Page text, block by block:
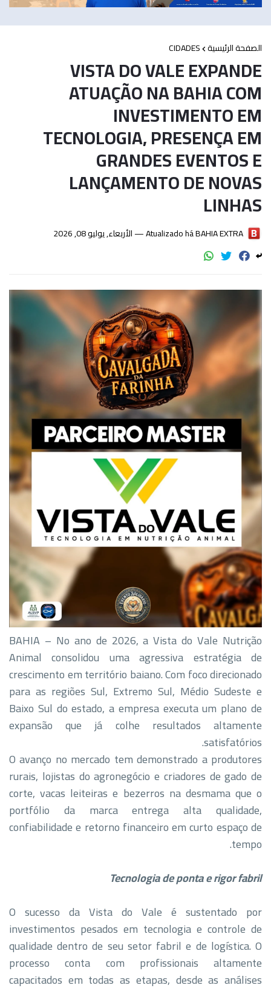
الصفحة الرئيسية CIDADES
VISTA DO VALE EXPANDE
ATUAÇÃO NA BAHIA COM
INVESTIMENTO EM
TECNOLOGIA, PRESENÇA EM
GRANDES EVENTOS E
LANÇAMENTO DE NOVAS
LINHAS
BAHIA EXTRA
Atualizado há — الأربعاء, يوليو 08, 2026
BAHIA – No ano de 2026, a Vista do Vale Nutrição
Animal consolidou uma agressiva estratégia de
crescimento em território baiano. Com foco direcionado
para as regiões Sul, Extremo Sul, Médio Sudeste e
Baixo Sul do estado, a empresa executa um plano de
expansão que já colhe resultados altamente
satisfatórios.
​O avanço no mercado tem demonstrado a produtores
rurais, lojistas do agronegócio e criadores de gado de
corte, vacas leiteiras e bezerros na desmama que o
portfólio da marca entrega alta qualidade,
confiabilidade e retorno financeiro em curto espaço de
tempo.
Tecnologia de ponta e rigor fabril
​O sucesso da Vista do Vale é sustentado por
investimentos pesados em tecnologia e controle de
qualidade dentro de seu setor fabril e de logística. O
processo conta com profissionais altamente
capacitados em todas as etapas, desde as análises